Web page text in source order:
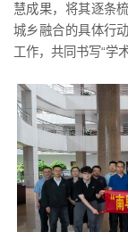
慧成果，将其逐条
城乡融合的具体行
工作，共同书写“学